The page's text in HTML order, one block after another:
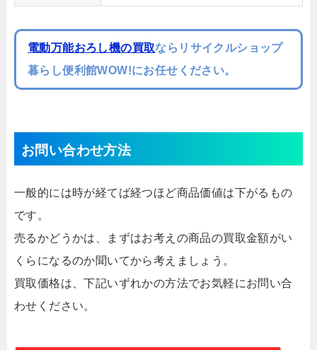
電動万能おろし機の買取ならリサイクルショップ
暮らし便利館WOW!にお任せください。
お問い合わせ方法
一般的には時が経てば経つほど商品価値は下がるもの
です。
売るかどうかは、まずはお考えの商品の買取金額がい
くらになるのか聞いてから考えましょう。
買取価格は、下記いずれかの方法でお気軽にお問い合
わせください。